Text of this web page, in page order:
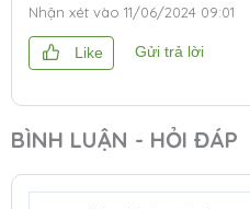
Nhận xét vào 11/06/2024 09:01
Like Gửi trả lời
BÌNH LUẬN - HỎI ĐÁP